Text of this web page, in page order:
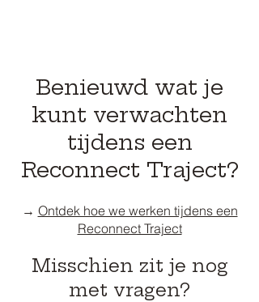
Benieuwd wat je
kunt verwachten
tijdens een
Reconnect Traject?
→ Ontdek hoe we werken tijdens een
Reconnect Traject
Misschien zit je nog
met vragen?